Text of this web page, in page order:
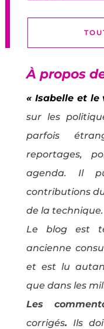
À propos
« Isabelle et le
sur les
parfois
reportages,
agenda. Il
contributions
de la technique.
Le blog est
ancienne
et est lu
que dans les
Les
corrigés. Ils